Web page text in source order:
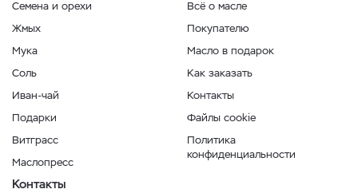
Семена и орехи
Жмых
Мука
Соль
Иван-чай
Подарки
Витграсс
Маслопресс
Всё о масле
Покупателю
Масло в подарок
Как заказать
Контакты
Файлы cookie
Политика
конфиденциальности
Контакты